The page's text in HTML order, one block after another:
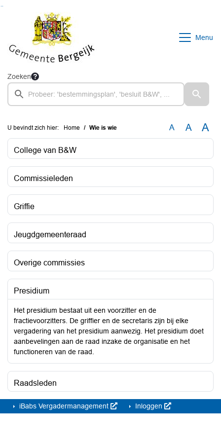
Ga naar de inhoud van deze pagina
Ga naar het zoeken
Menu
Zoeken
U bevindt zich hier: Home Wie is wie A A A
College van B&W
Commissieleden
Griffie
Jeugdgemeenteraad
Overige commissies
Presidium
Het presidium bestaat uit een voorzitter en de
fractievoorzitters. De griffier en de secretaris zijn bij elke
vergadering van het presidium aanwezig. Het presidium doet
aanbevelingen aan de raad inzake de organisatie en het
functioneren van de raad.
Raadsleden
iBabs Vergadermanagement Inloggen